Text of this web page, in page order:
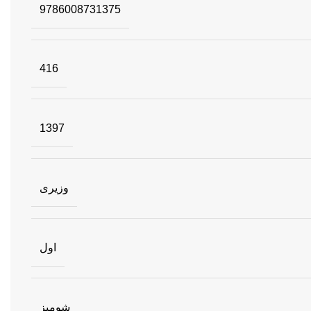
9786008731375
416
1397
وزیری
اول
شومیز